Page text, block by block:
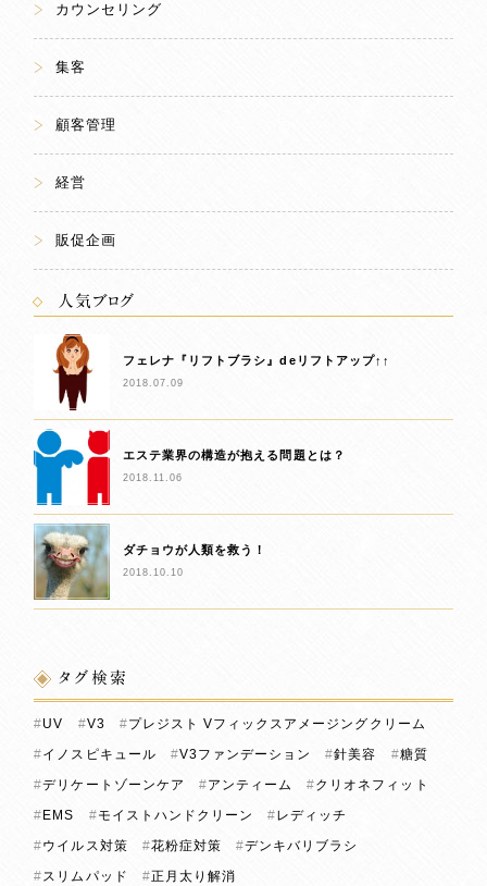
カウンセリング
集客
顧客管理
経営
販促企画
人気ブログ
フェレナ『リフトブラシ』deリフトアップ↑↑
2018.07.09
エステ業界の構造が抱える問題とは？
2018.11.06
ダチョウが人類を救う！
2018.10.10
タグ検索
UV V3
プレジスト Vフィックスアメージングクリーム
イノスピキュール
V3ファンデーション 針美容
糖質
デリケートゾーンケア
アンティーム
クリオネフィット
EMS
モイストハンドクリーン
レディッチ
ウイルス対策
花粉症対策
デンキバリブラシ
スリムパッド
正月太り解消